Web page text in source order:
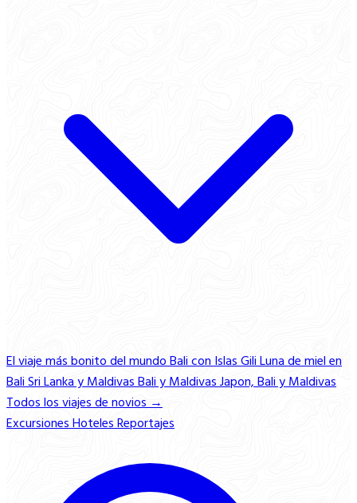
El viaje más bonito del mundoBali con Islas GiliLuna de miel en
BaliSri Lanka y MaldivasBali y MaldivasJapon, Bali y Maldivas
Todos los viajes de novios →
ExcursionesHotelesReportajes